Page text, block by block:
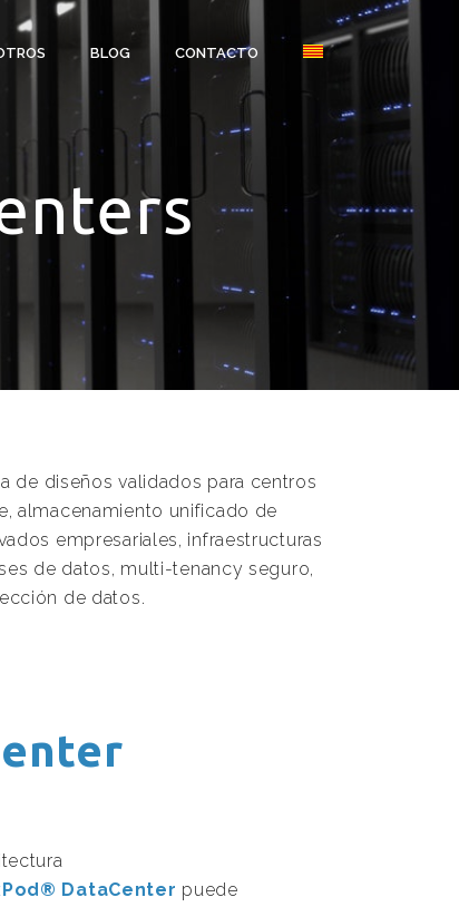
BLOG CONTACTO
de diseños validados para centros
almacenamiento unificado de
empresariales, infraestructuras
de datos, multi-tenancy seguro,
de datos.
DataCenter puede